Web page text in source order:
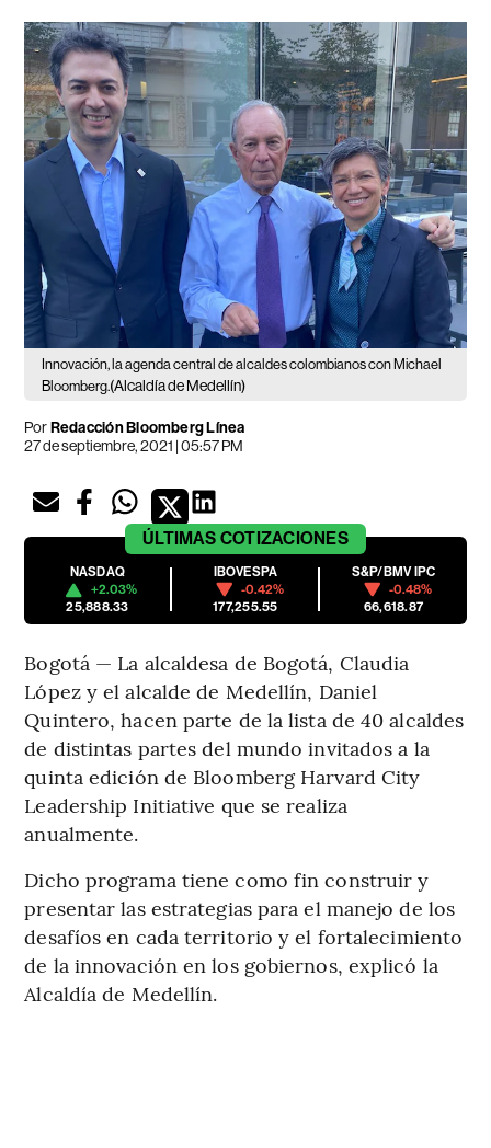
Innovación, la agenda central de alcaldes colombianos con Michael
Bloomberg.(Alcaldía de Medellín)
PorRedacción Bloomberg Línea
27 de septiembre, 2021 | 05:57 PM
ÚLTIMAS COTIZACIONES
NASDAQ
+2.03%
25,888.33
IBOVESPA
-0.42%
177,255.55
S&P/BMV IPC
-0.48%
66,618.87
Bogotá — La alcaldesa de Bogotá, Claudia
López y el alcalde de Medellín, Daniel
Quintero, hacen parte de la lista de 40 alcaldes
de distintas partes del mundo invitados a la
quinta edición de Bloomberg Harvard City
Leadership Initiative que se realiza
anualmente.
Dicho programa tiene como fin construir y
presentar las estrategias para el manejo de los
desafíos en cada territorio y el fortalecimiento
de la innovación en los gobiernos, explicó la
Alcaldía de Medellín.